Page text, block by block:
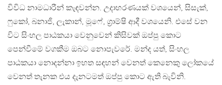
විවිධ නාමධාරීන් කැඳවන්න. උදාහරණයක් වශයෙන්, සිසැක්,
ෆුකෝ, බනාජි, ලැකාන්, මූෆේ, ග්‍රාම්ෂි ආදී වශයෙනි. එසේ වන
විට සිංහල පාඨකයා වෙනුවෙන් කිසිවක් ඔප්පු කොට
පෙන්වීමේ වගකීම ඔබට නොපැවරේ. මන්ද යත්, සිංහල
පාඨකයා නොදන්නා ඉහත සඳහන් වෙනත් කෙනෙකු ලෝකයේ
වෙනත් තැනක එය දැනටමත් ඔප්පු කොට ඇති බැවිනි.